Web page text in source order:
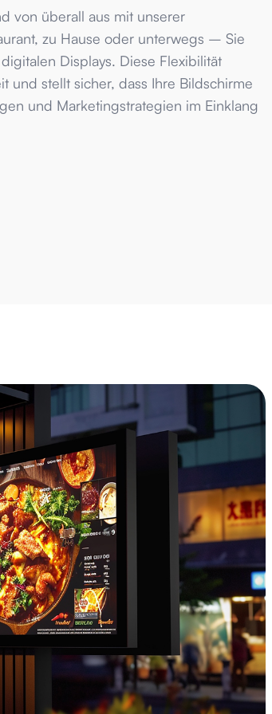
von überall aus mit unserer
zu Hause oder unterwegs – Sie
Displays. Diese Flexibilität
und stellt sicher, dass Ihre Bildschirme
und Marketingstrategien im Einklang